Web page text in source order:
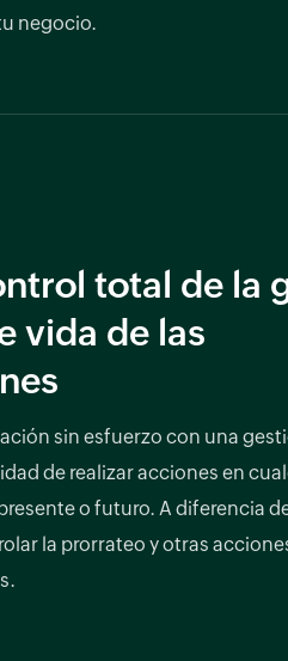
negocio.
total de la
vida de las
sin esfuerzo con una
de realizar acciones en
o futuro. A diferencia
la prorrateo y otras